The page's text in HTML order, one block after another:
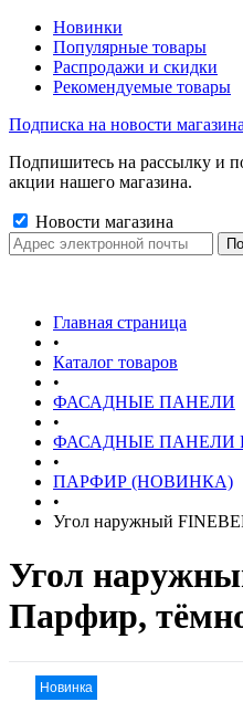
Новинки
Популярные товары
Распродажи и скидки
Рекомендуемые товары
Подписка на новости магазина
Подпишитесь на рассылку и
акции нашего магазина.
Новости магазина
Главная страница
•
Каталог товаров
•
ФАСАДНЫЕ ПАНЕЛИ
•
ФАСАДНЫЕ ПАНЕЛИ
•
ПАРФИР (НОВИНКА)
•
Угол наружный
Угол
Парфир,
Новинка